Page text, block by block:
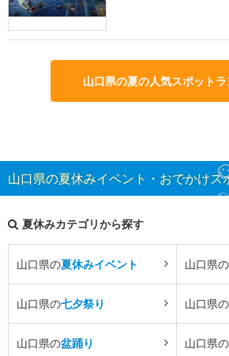
山口県の夏の人気スポット
山口県の夏休みイベント・おでかけス
夏休みカテゴリから探す
山口県の夏休みイベント 山口県の
山口県の七夕祭り 山口県の
山口県の盆踊り 山口県の